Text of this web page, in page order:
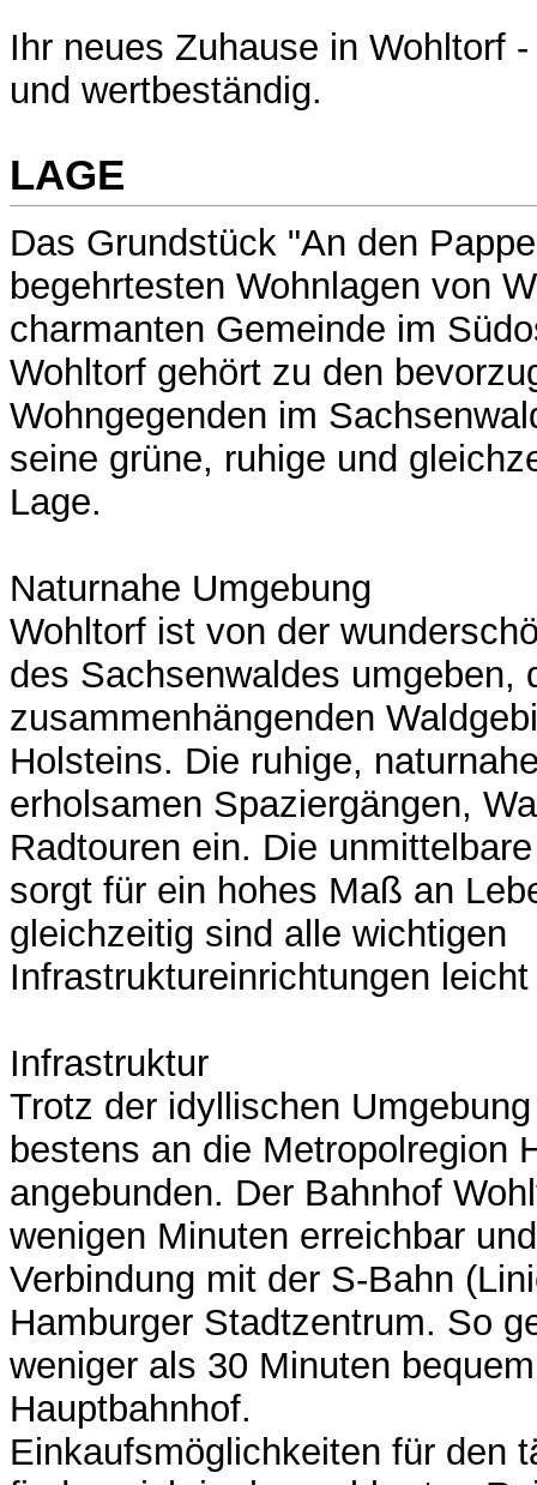
Ihr neues Zuhause in Wohltorf
und wertbeständig.
LAGE
Das Grundstück "An den
begehrtesten Wohnlagen von
charmanten Gemeinde im
Wohltorf gehört zu den
Wohngegenden im
seine grüne, ruhige und
Lage.
Naturnahe Umgebung
Wohltorf ist von der
des Sachsenwaldes umgeben,
zusammenhängenden
Holsteins. Die ruhige,
erholsamen Spaziergängen,
Radtouren ein. Die
sorgt für ein hohes Maß an
gleichzeitig sind alle wichtigen
Infrastruktureinrichtungen
Infrastruktur
Trotz der idyllischen
bestens an die Metropolregion
angebunden. Der Bahnhof
wenigen Minuten erreichbar
Verbindung mit der S-Bahn
Hamburger Stadtzentrum. So
weniger als 30 Minuten
Hauptbahnhof.
Einkaufsmöglichkeiten für den